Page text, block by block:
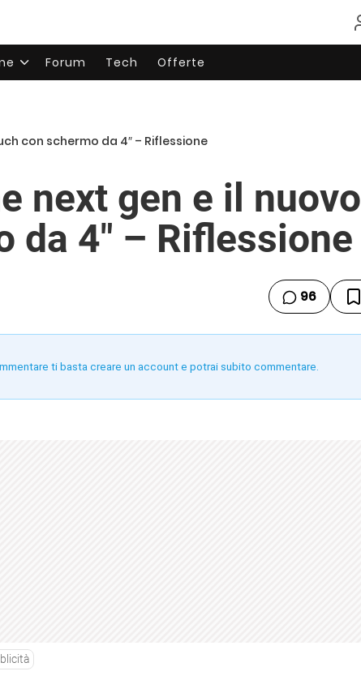
Forum Tech Offerte
con schermo da 4″ – Riflessione
next gen e il nuovo
da 4″ – Riflessione
96
ti basta creare un account e potrai subito commentare.